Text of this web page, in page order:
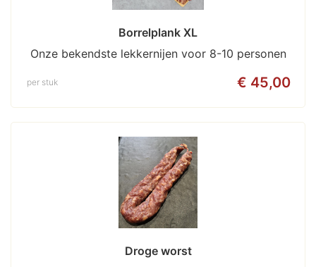
Borrelplank XL
Onze bekendste lekkernijen voor 8-10 personen
€ 45,00
per stuk
Droge worst